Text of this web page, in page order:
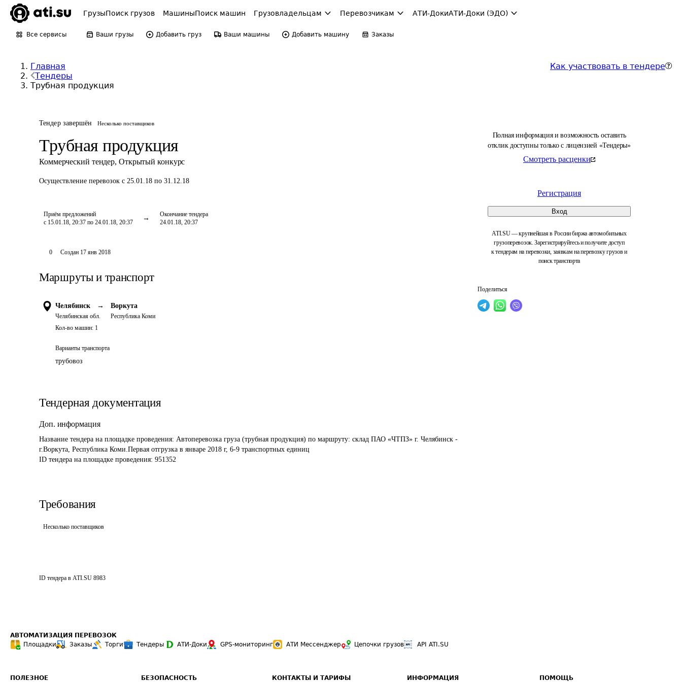
ГрузыПоиск грузов МашиныПоиск машин Грузовладельцам Перевозчикам АТИ-ДокиАТИ-Доки (ЭДО)
Все сервисы Ваши грузы Добавить груз Ваши машины Добавить машину Заказы
Главная
Тендеры
Трубная продукция
Как участвовать в тендере
Тендер завершён Несколько поставщиков
Трубная продукция
Коммерческий тендер, Открытый конкурс
Осуществление перевозок с 25.01.18 по 31.12.18
Приём предложений
с 15.01.18, 20:37 по 24.01.18, 20:37
Окончание тендера
24.01.18, 20:37
Полная информация и возможность оставить
отклик доступны только с лицензией «Тендеры»
Смотреть расценки
Регистрация
Вход
ATI.SU — крупнейшая в России биржа автомобильных
грузоперевозок. Зарегистрируйтесь и получите доступ
к тендерам на перевозки, заявкам на перевозку грузов и
поиск транспорта
Поделиться
0 Создан 17 янв 2018
Маршруты и транспорт
Челябинск →
Челябинская обл.
Воркута
Республика Коми
Кол-во машин: 1
Варианты транспорта
трубовоз
Тендерная документация
Доп. информация
Название тендера на площадке проведения: Автоперевозка груза (трубная продукция) по маршруту: склад ПАО «ЧТПЗ» г. Челябинск -
г.Воркута, Республика Коми.Первая отгрузка в январе 2018 г, 6-9 транспортных единиц
ID тендера на площадке проведения: 951352
Требования
Несколько поставщиков
ID тендера в ATI.SU 8983
АВТОМАТИЗАЦИЯ ПЕРЕВОЗОК
Площадки
Заказы Торги Тендеры АТИ-Доки GPS-мониторинг АТИ Мессенджер Цепочки грузов API ATI.SU
ПОЛЕЗНОЕ БЕЗОПАСНОСТЬ КОНТАКТЫ И ТАРИФЫ ИНФОРМАЦИЯ ПОМОЩЬ